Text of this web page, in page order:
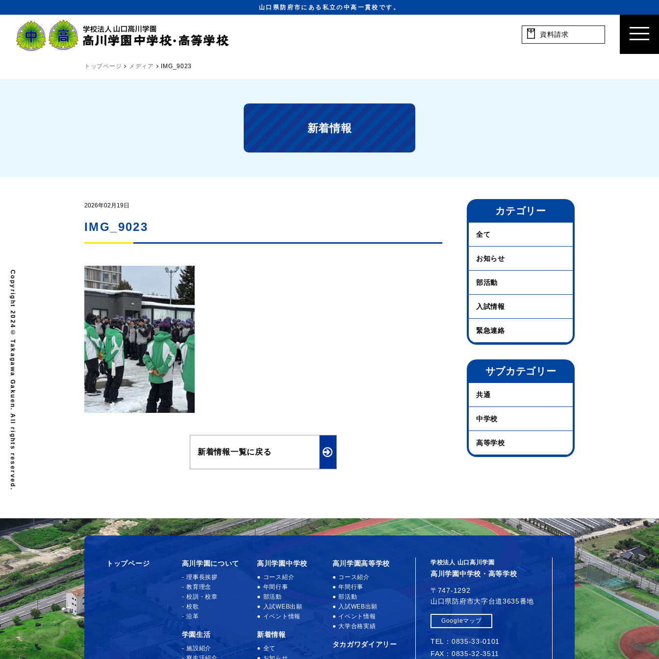
山口県防府市にある私立の中高一貫校です。
資料請求
トップページ メディア IMG_9023
新着情報
2026年02月19日
IMG_9023
新着情報一覧に戻る
カテゴリー
全て
お知らせ
部活動
入試情報
緊急連絡
サブカテゴリー
共通
中学校
高等学校
トップページ 高川学園について
理事長挨拶
教育理念
校訓・校章
校歌
沿革
学園生活
施設紹介
高川学園中学校
コース紹介
年間行事
部活動
入試WEB出願
イベント情報
新着情報
全て
高川学園高等学校
コース紹介
年間行事
部活動
入試WEB出願
イベント情報
大学合格実績
タカガワダイアリー
学校法人 山口高川学園
高川学園中学校・高等学校
〒747-1292
山口県防府市大字台道3635番地
Googleマップ
TEL：0835-33-0101
FAX：0835-32-3511
Copyright 2024© Takagawa Gakuen. All rights reserved.